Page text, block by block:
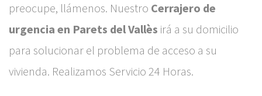
preocupe, llámenos. Nuestro Cerrajero de
urgencia en Parets del Vallès irá a su domicilio
para solucionar el problema de acceso a su
vivienda. Realizamos Servicio 24 Horas.